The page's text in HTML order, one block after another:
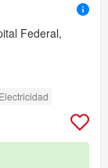
Federal,
Electricidad